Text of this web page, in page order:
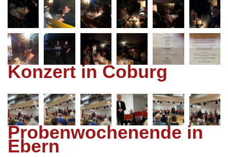
Konzert in Coburg
Probenwochenende in
Ebern